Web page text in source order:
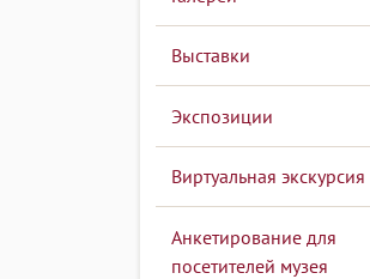
Выставки
Экспозиции
Виртуальная экскурсия
Анкетирование для
посетителей музея